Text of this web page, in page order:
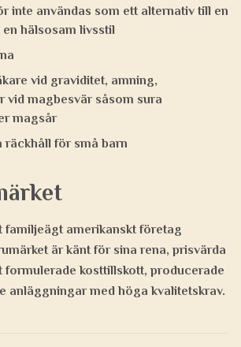
inte användas som ett alternativ till en
hälsosam livsstil
vid graviditet, amning,
vid magbesvär såsom sura
magsår
räckhåll för små barn
familjeägt amerikanskt företag
är känt för sina rena, prisvärda
formulerade kosttillskott, producerade
anläggningar med höga kvalitetskrav.